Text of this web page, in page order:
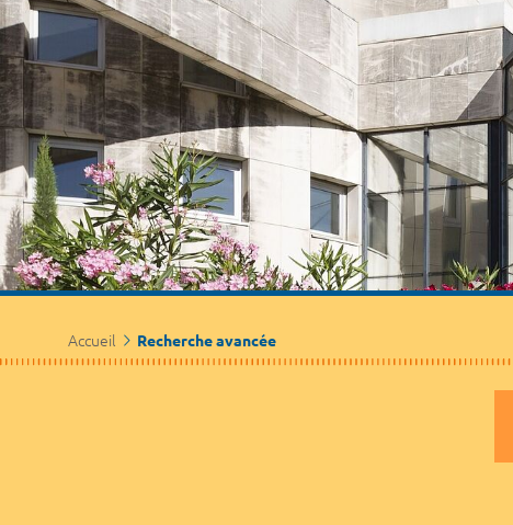
Accueil Recherche avancée